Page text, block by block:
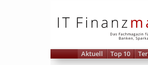
Aktuell Top 10